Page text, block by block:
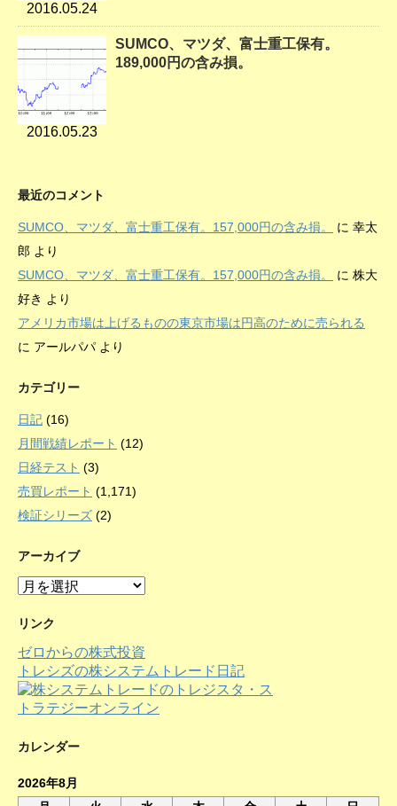
2016.05.24
2016.05.23
SUMCO、マツダ、富士重工保有。
189,000円の含み損。
最近のコメント
SUMCO、マツダ、富士重工保有。157,000円の含み損。 に 幸太
郎 より
SUMCO、マツダ、富士重工保有。157,000円の含み損。
に 株大
好き より
アメリカ市場は上げるものの東京市場は円高のために売られる
に アールパパ より
カテゴリー
日記 (16)
月間戦績レポート (12)
日経テスト (3)
売買レポート (1,171)
検証シリーズ (2)
アーカイブ
ア
カ
ブ
リンク
ゼロからの株式投資
トレシズの株システムトレード日記
カレンダー
2026年8月